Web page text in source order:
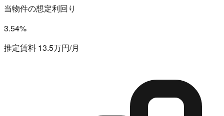
当物件の想定利回り
3.54%
推定賃料 13.5万円/月